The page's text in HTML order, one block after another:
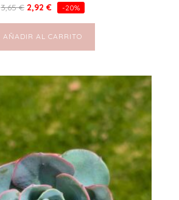
3,65€ 2,92 € -20%
AÑADIR AL CARRITO